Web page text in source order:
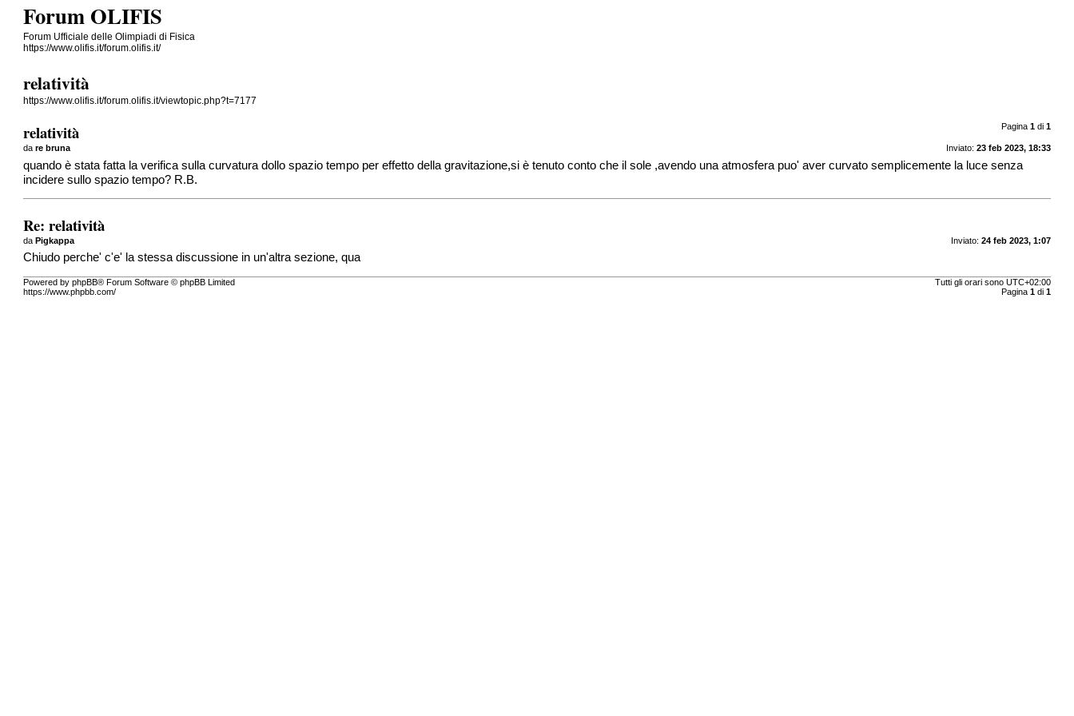
Forum OLIFIS
Forum Ufficiale delle Olimpiadi di Fisica
https://www.olifis.it/forum.olifis.it/
relatività
https://www.olifis.it/forum.olifis.it/viewtopic.php?t=7177
Pagina 1di 1
relatività
Inviato: 23 feb 2023, 18:33
dare bruna
quando è stata fatta la verifica sulla curvatura dollo spazio tempo per effetto della gravitazione,si è tenuto conto che il sole ,avendo una atmosfera puo' aver curvato semplicemente la luce senza
incidere sullo spazio tempo? R.B.
Re: relatività
Inviato: 24 feb 2023, 1:07
daPigkappa
Chiudo perche' c'e' la stessa discussione in un'altra sezione,qua
Tutti gli orari sono UTC+02:00
Pagina 1di 1
Powered by phpBB® Forum Software © phpBB Limited
https://www.phpbb.com/